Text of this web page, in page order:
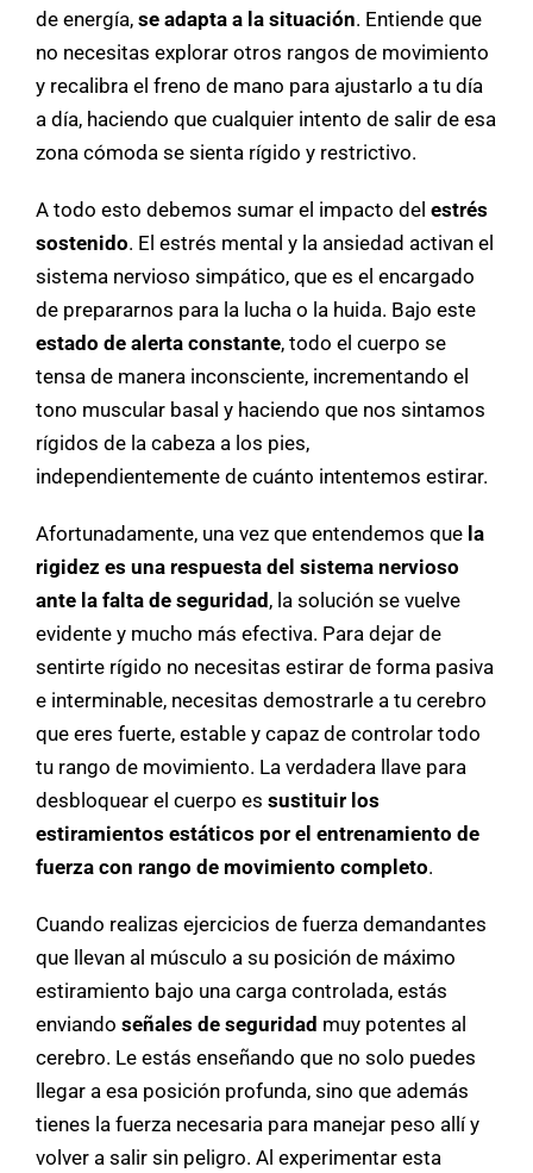
de energía, se adapta a la situación. Entiende que
no necesitas explorar otros rangos de movimiento
y recalibra el freno de mano para ajustarlo a tu día
a día, haciendo que cualquier intento de salir de esa
zona cómoda se sienta rígido y restrictivo.
A todo esto debemos sumar el impacto del estrés
sostenido. El estrés mental y la ansiedad activan el
sistema nervioso simpático, que es el encargado
de prepararnos para la lucha o la huida. Bajo este
estado de alerta constante, todo el cuerpo se
tensa de manera inconsciente, incrementando el
tono muscular basal y haciendo que nos sintamos
rígidos de la cabeza a los pies,
independientemente de cuánto intentemos estirar.
Afortunadamente, una vez que entendemos que la
rigidez es una respuesta del sistema nervioso
ante la falta de seguridad , la solución se vuelve
evidente y mucho más efectiva. Para dejar de
sentirte rígido no necesitas estirar de forma pasiva
e interminable, necesitas demostrarle a tu cerebro
que eres fuerte, estable y capaz de controlar todo
tu rango de movimiento. La verdadera llave para
desbloquear el cuerpo es sustituir los
estiramientos estáticos por el entrenamiento de
fuerza con rango de movimiento completo.
Cuando realizas ejercicios de fuerza demandantes
que llevan al músculo a su posición de máximo
estiramiento bajo una carga controlada, estás
enviando señales de seguridad muy potentes al
cerebro. Le estás enseñando que no solo puedes
llegar a esa posición profunda, sino que además
tienes la fuerza necesaria para manejar peso allí y
volver a salir sin peligro. Al experimentar esta